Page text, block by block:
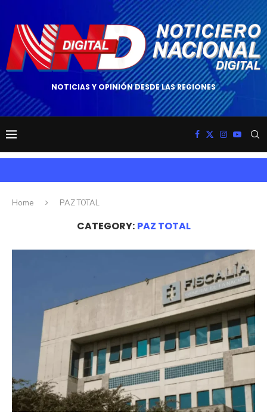
NOTICIAS Y OPINIÓN DESDE LAS REGIONES
Home PAZ TOTAL
CATEGORY: PAZ TOTAL